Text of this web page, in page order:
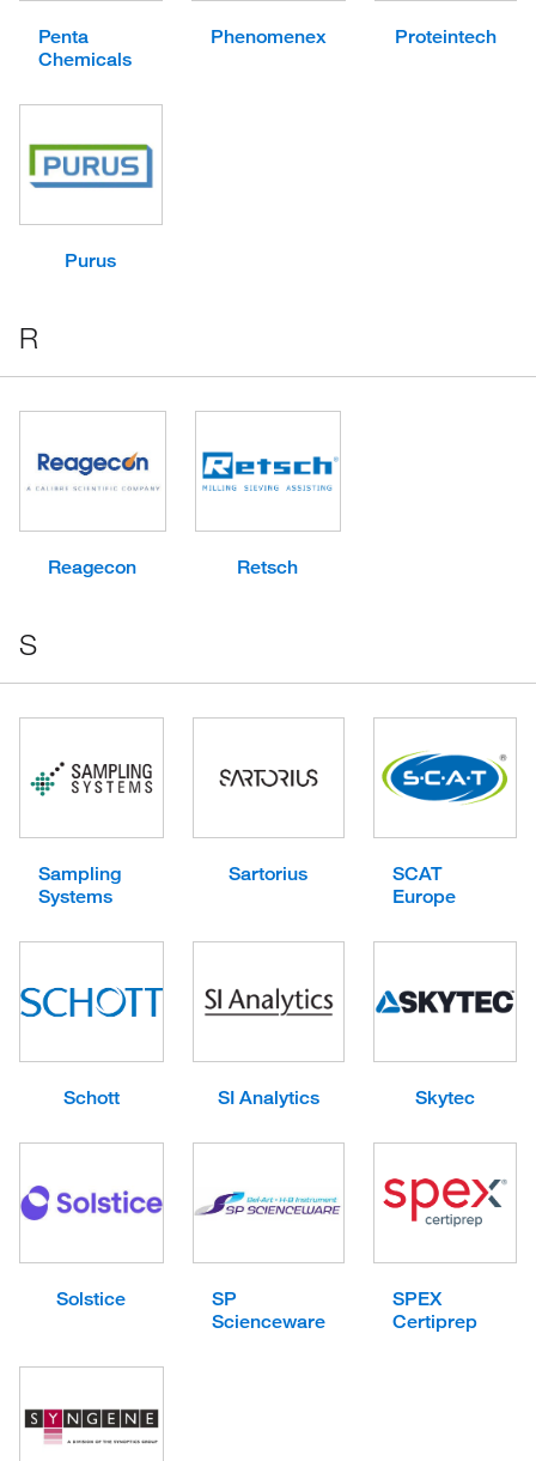
Penta
Chemicals
Phenomenex Proteintech
Purus
R
Reagecon Retsch
S
Sampling
Systems
Sartorius
SCAT
Europe
Schott SI Analytics Skytec
Solstice
SP
Scienceware
SPEX
Certiprep